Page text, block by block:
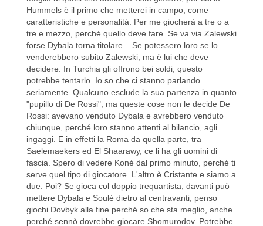
Hummels è il primo che metterei in campo, come
caratteristiche e personalità. Per me giocherà a tre o a
tre e mezzo, perché quello deve fare. Se va via Zalewski
forse Dybala torna titolare... Se potessero loro se lo
venderebbero subito Zalewski, ma è lui che deve
decidere. In Turchia gli offrono bei soldi, questo
potrebbe tentarlo. Io so che ci stanno parlando
seriamente. Qualcuno esclude la sua partenza in quanto
"pupillo di De Rossi", ma queste cose non le decide De
Rossi: avevano venduto Dybala e avrebbero venduto
chiunque, perché loro stanno attenti al bilancio, agli
ingaggi. E in effetti la Roma da quella parte, tra
Saelemaekers ed El Shaarawy, ce li ha gli uomini di
fascia. Spero di vedere Koné dal primo minuto, perché ti
serve quel tipo di giocatore. L'altro è Cristante e siamo a
due. Poi? Se gioca col doppio trequartista, davanti può
mettere Dybala e Soulé dietro al centravanti, penso
giochi Dovbyk alla fine perché so che sta meglio, anche
perché sennò dovrebbe giocare Shomurodov. Potrebbe